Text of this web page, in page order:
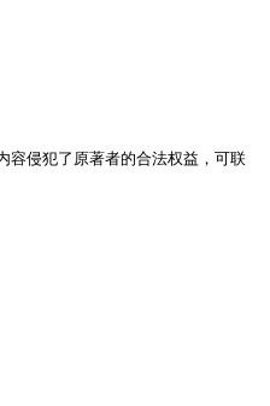
容侵犯了原著者的合法权益，可联